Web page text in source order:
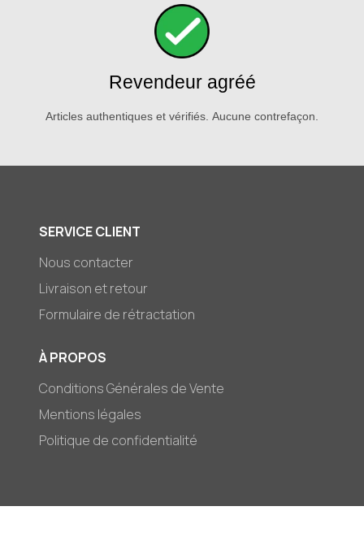
Revendeur agréé
Articles authentiques et vérifiés. Aucune contrefaçon.
SERVICE CLIENT
Nous contacter
Livraison et retour
Formulaire de rétractation
À PROPOS
Conditions Générales de Vente
Mentions légales
Politique de confidentialité
© 2026,Mark-et-Zoé